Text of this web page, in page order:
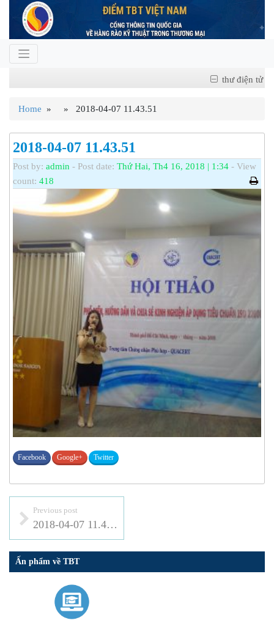
thư điện tử
Home » » 2018-04-07 11.43.51
2018-04-07 11.43.51
Post by: admin - Post date: Thứ Hai, Th4 16, 2018 | 1:34 - View
count: 418
Facebook Google+ Twitter
Previous post
2018-04-07 11.43.51
Ấn phẩm về TBT